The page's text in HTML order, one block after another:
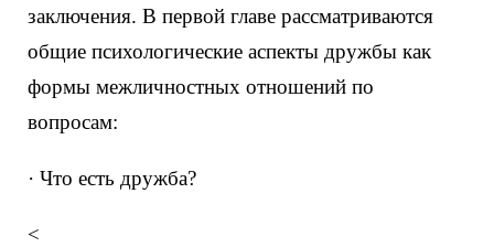
заключения. В первой главе рассматриваются
общие психологические аспекты дружбы как
формы межличностных отношений по
вопросам:
· Что есть дружба?
<